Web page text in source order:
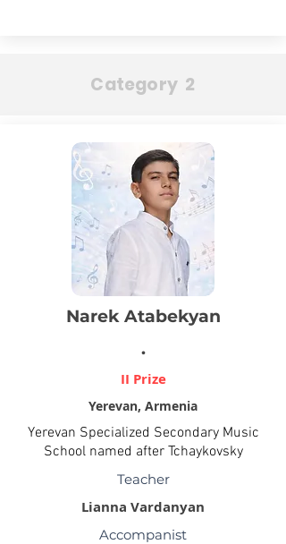
Category 2
Narek Atabekyan
.
II Prize
Yerevan, Armenia
Yerevan Specialized Secondary Music
School named after Tchaykovsky
Teacher
Lianna Vardanyan
Accompanist